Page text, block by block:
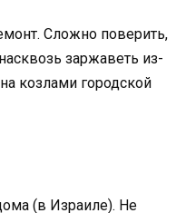
Сложно поверить,
заржаветь из-
козлами городской
(в Израиле). Не